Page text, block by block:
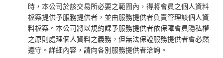
時，本公司於該交易所必要之範圍內，得將會員之個人資料
檔案提供予服務提供者，並由服務提供者負責管理該個人資
料檔案。本公司將以規約課予服務提供者依保障會員隱私權
之原則處理個人資料之義務，但無法保證服務提供者會必然
遵守。詳細內容，請向各別服務提供者洽詢。